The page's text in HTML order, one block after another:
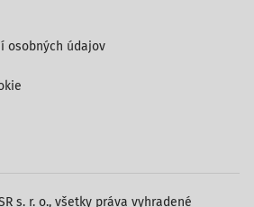
s. r. o., všetky práva vyhradené
osobných údajov